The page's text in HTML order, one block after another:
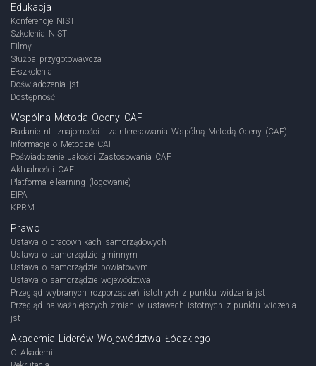
Edukacja
Konferencje NIST
Szkolenia NIST
Filmy
Służba przygotowawcza
E-szkolenia
Doświadczenia jst
Dostępność
Wspólna Metoda Oceny CAF
Badanie nt. znajomości i zainteresowania Wspólną Metodą Oceny (CAF)
Informacje o Metodzie CAF
Poświadczenie Jakości Zastosowania CAF
Aktualności CAF
Platforma e-learning (logowanie)
EIPA
KPRM
Prawo
Ustawa o pracownikach samorządowych
Ustawa o samorządzie gminnym
Ustawa o samorządzie powiatowym
Ustawa o samorządzie województwa
Przegląd wybranych rozporządzeń istotnych z punktu widzenia jst
Przegląd najważniejszych zmian w ustawach istotnych z punktu widzenia
jst
Akademia Liderów Województwa Łódzkiego
O Akademii